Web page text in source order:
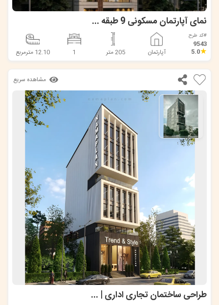
نمای آپارتمان مسکونی 9 طبقه - ساری
#کد طرح
9543
★
5.0 آپارتمان 205 متر 1 12.10 مترمربع
مشاهده سریع
طراحی ساختمان تجاری اداری | 7 طبقه روی تجاری